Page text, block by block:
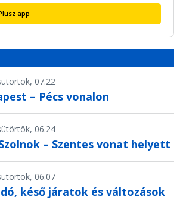
app
07.22
– Pécs vonalon
06.24
– Szentes vonat helyett
06.07
késő járatok és változások